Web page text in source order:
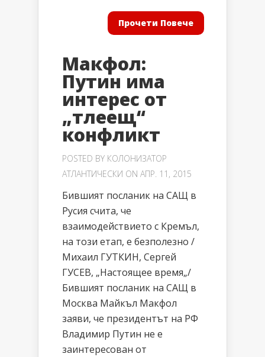
Прочети Повече
Макфол:
Путин има
интерес от
„тлеещ“
конфликт
POSTED BY КОЛОНИЗАТОР
АТЛАНТИЧЕСКИ ON АПР. 11, 2015
Бившият посланик на САЩ в
Русия счита, че
взаимодействието с Кремъл,
на този етап, е безполезно /
Михаил ГУТКИН, Сергей
ГУСЕВ, „Настоящее время„/
Бившият посланик на САЩ в
Москва Майкъл Макфол
заяви, че президентът на РФ
Владимир Путин не е
заинтересован от